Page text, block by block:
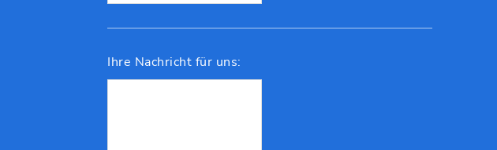
Ihre Nachricht für uns: